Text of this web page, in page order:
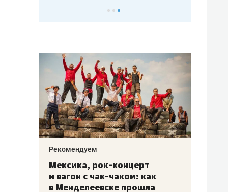
Рекомендуем
Мексика, рок-концерт
и вагон с чак-чаком: как
в Менделеевске прошла